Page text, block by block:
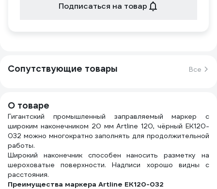
Подписаться на товар
Сопутствующие товары Все
О товаре
Гигантский промышленный заправляемый маркер с
широким наконечником 20 мм Artline 120, чёрный EK120-
032 можно многократно заполнять для продолжительной
работы.
Широкий наконечник способен наносить разметку на
шероховатые поверхности. Надписи хорошо видны с
расстояния.
Преимущества маркера Artline EK120-032